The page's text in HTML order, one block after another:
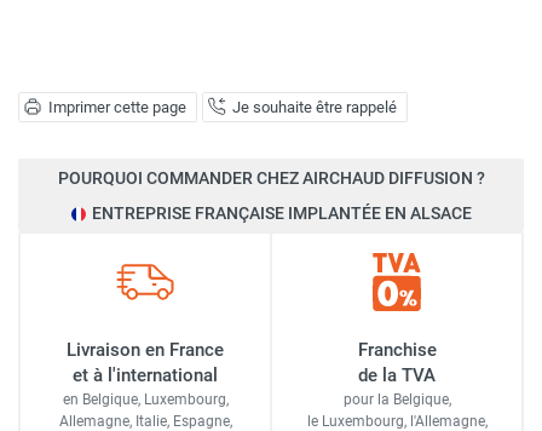
Imprimer cette page Je souhaite être rappelé
POURQUOI COMMANDER CHEZ AIRCHAUD DIFFUSION ?
ENTREPRISE FRANÇAISE IMPLANTÉE EN ALSACE
Livraison en France
et à l'international
en Belgique, Luxembourg,
Allemagne, Italie, Espagne,
Franchise
de la TVA
pour la Belgique,
le Luxembourg, l'Allemagne,